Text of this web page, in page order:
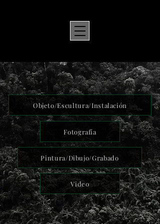
Objeto/Escultura/Instalación
Fotografía
Pintura/Dibujo/Grabado
Video